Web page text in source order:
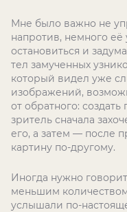
Мне было важно не
напротив, немного её
остановиться и
тел замученных
который видел уже
изображений,
от обратного:
зритель сначала
его, а затем — после
картину по-другому.
Иногда нужно
меньшим
услышали по-